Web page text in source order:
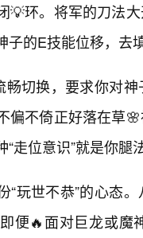
💡环。将军的刀法
的E技能位移，去
畅切换，要求你对
偏不倚正好落在草
走位意识”就是你腿
“玩世不恭”的心态
便🔥面对巨龙或